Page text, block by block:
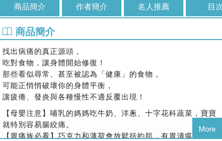
商品簡介 作者簡介 名人推薦 目
商品簡介
找出病痛的真正源頭，
吃對食物，讓身體開始修復！
那些看似尋常、甚至被認為「健康」的食物，
可能正悄悄破壞你的身體平衡，
讓疲倦、發炎與各種慢性不適反覆出現！
【母嬰注意】哺乳的媽媽吃牛奶、洋蔥、十字花科蔬菜，寶寶
就特別容易腸絞痛。
【胃痛族必看】巧克力和薄荷會放鬆括約肌，有胃潰痬和胃酸
More